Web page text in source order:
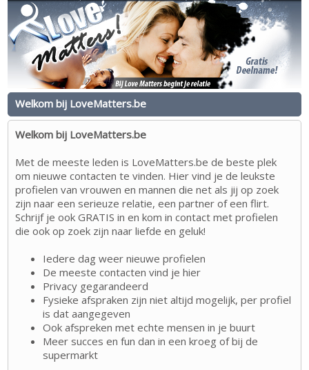
Welkom bij LoveMatters.be
Welkom bij LoveMatters.be
Met de meeste leden is LoveMatters.be de beste plek
om nieuwe contacten te vinden. Hier vind je de leukste
profielen van vrouwen en mannen die net als jij op zoek
zijn naar een serieuze relatie, een partner of een flirt.
Schrijf je ook GRATIS in en kom in contact met profielen
die ook op zoek zijn naar liefde en geluk!
Iedere dag weer nieuwe profielen
De meeste contacten vind je hier
Privacy gegarandeerd
Fysieke afspraken zijn niet altijd mogelijk, per profiel
is dat aangegeven
Ook afspreken met echte mensen in je buurt
Meer succes en fun dan in een kroeg of bij de
supermarkt